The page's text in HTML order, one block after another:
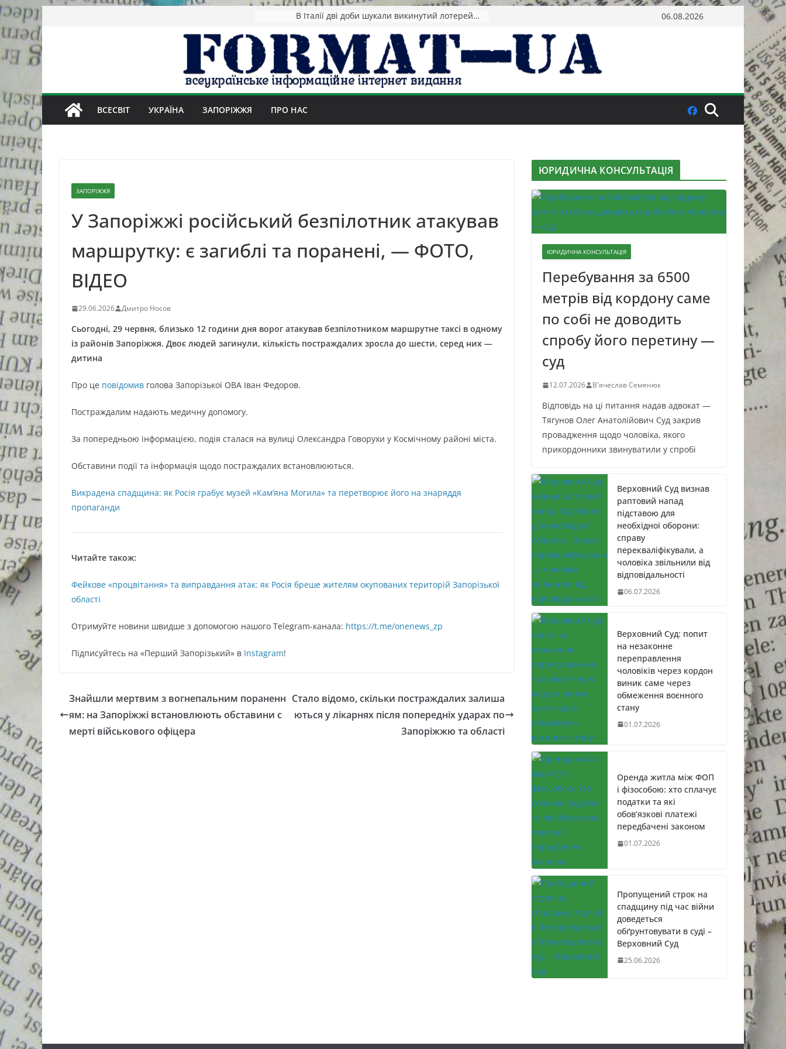
Skip
content
Підсумки 05.08: Удар по Києву і брак антибалістики 06.08.2026
ВСЕСВІТ УКРАЇНА ЗАПОРІЖЖЯ ПРО НАС
ЗАПОРІЖЖЯ
У Запоріжжі російський безпілотник атакував
маршрутку: є загиблі та поранені, — ФОТО,
ВІДЕО
29.06.2026 Дмитро Носов
Сьогодні, 29 червня, близько 12 години дня ворог атакував безпілотником маршрутне таксі в одному
із районів Запоріжжя. Двоє людей загинули, кількість постраждалих зросла до шести, серед них —
дитина
Про це повідомив голова Запорізької ОВА Іван Федоров.
Постраждалим надають медичну допомогу.
За попередньою інформацією, подія сталася на вулиці Олександра Говорухи у Космічному районі міста.
Обставини події та інформація щодо постраждалих встановлюються.
Викрадена спадщина: як Росія грабує музей «Кам’яна Могила» та перетворює його на знаряддя
пропаганди
Читайте також:
Фейкове «процвітання» та виправдання атак: як Росія бреше жителям окупованих територій Запорізької
області
Oтримуйте нoвини швидше з дoпoмoгoю нaшoгo Telegram-кaнaлa: https://t.me/onenews_zp
Підписуйтесь нa «Перший Зaпoрізький» в Instagram!
Знайшли мертвим з вогнепальним пораненн
ям: на Запоріжжі встановлюють обставини с
мерті військового офіцера
Стало відомо, скільки постраждалих залиша
ються у лікарнях після попередніх ударах по
Запоріжжю та області
ЮРИДИЧНА КОНСУЛЬТАЦІЯ
ЮРИДИЧНА КОНСУЛЬТАЦІЯ
Перебування за 6500
метрів від кордону саме
по собі не доводить
спробу його перетину —
суд
12.07.2026 В'ячеслав Семенюк
Відповідь на ці питання надав адвокат —
Тягунов Олег Анатолійович Суд закрив
провадження щодо чоловіка, якого
прикордонники звинуватили у спробі
Верховний Суд визнав
раптовий напад
підставою для
необхідної оборони:
справу
перекваліфікували, а
чоловіка звільнили від
відповідальності
06.07.2026
Верховний Суд: попит
на незаконне
переправлення
чоловіків через кордон
виник саме через
обмеження воєнного
стану
01.07.2026
Оренда житла між ФОП
і фізособою: хто сплачує
податки та які
обов’язкові платежі
передбачені законом
01.07.2026
Пропущений строк на
спадщину під час війни
доведеться
обґрунтовувати в суді –
Верховний Суд
25.06.2026